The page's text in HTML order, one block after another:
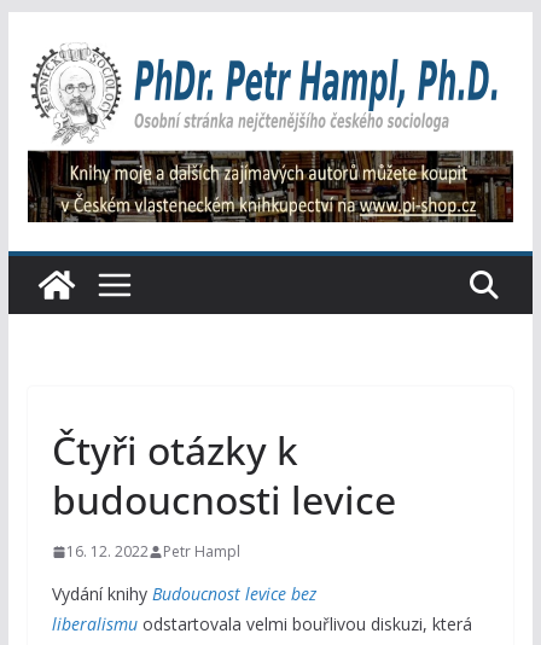
obsah
Čtyři otázky k
budoucnosti levice
16. 12. 2022 Petr Hampl
Vydání knihy Budoucnost levice bez
liberalismuodstartovala velmi bouřlivou diskuzi, která